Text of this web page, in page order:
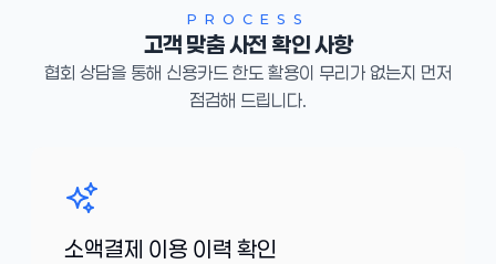
PROCESS
고객 맞춤 사전 확인 사항
협회 상담을 통해 신용카드 한도 활용이 무리가 없는지 먼저
점검해 드립니다.
소액결제 이용 이력 확인